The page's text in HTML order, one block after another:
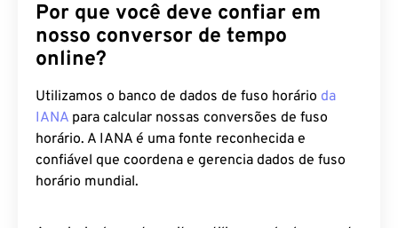
Por que você deve confiar em
nosso conversor de tempo
online?
Utilizamos o banco de dados de fuso horário da
IANA para calcular nossas conversões de fuso
horário. A IANA é uma fonte reconhecida e
confiável que coordena e gerencia dados de fuso
horário mundial.